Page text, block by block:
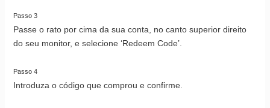
Passo 3
Passe o rato por cima da sua conta, no canto superior direito
do seu monitor, e selecione ‘Redeem Code’.
Passo 4
Introduza o código que comprou e confirme.